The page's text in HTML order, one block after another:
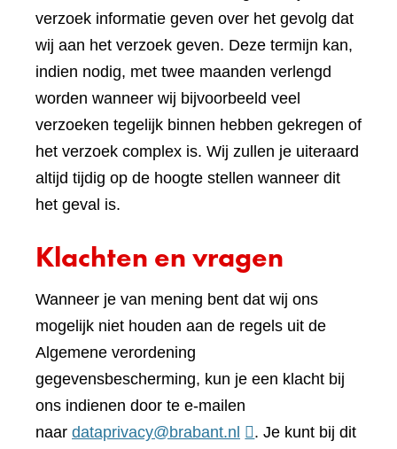
verzoek informatie geven over het gevolg dat
wij aan het verzoek geven. Deze termijn kan,
indien nodig, met twee maanden verlengd
worden wanneer wij bijvoorbeeld veel
verzoeken tegelijk binnen hebben gekregen of
het verzoek complex is. Wij zullen je uiteraard
altijd tijdig op de hoogte stellen wanneer dit
het geval is.
Klachten en vragen
Wanneer je van mening bent dat wij ons
mogelijk niet houden aan de regels uit de
Algemene verordening
gegevensbescherming, kun je een klacht bij
ons indienen door te e-mailen
naar dataprivacy@brabant.nl
. Je kunt bij dit